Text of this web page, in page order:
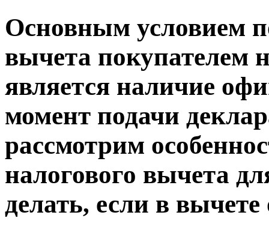
Основным условием
вычета покупателем
является наличие
момент подачи
рассмотрим
налогового вычета
делать, если в вычете